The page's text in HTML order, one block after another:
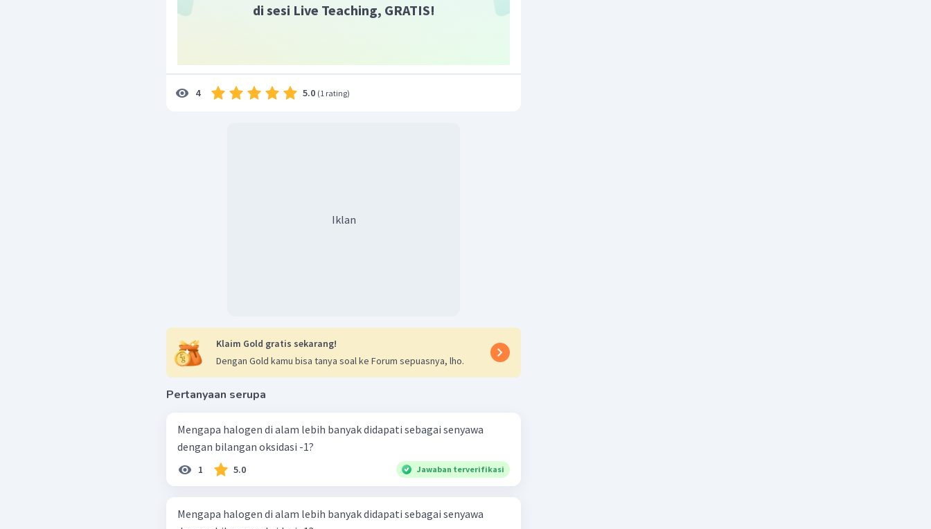
di sesi Live Teaching, GRATIS!
4 5.0 (1 rating)
Iklan
Klaim Gold gratis sekarang!
Dengan Gold kamu bisa tanya soal ke Forum sepuasnya, lho.
Pertanyaan serupa
Mengapa halogen di alam lebih banyak didapati sebagai senyawa
dengan bilangan oksidasi -1?
1 5.0 Jawaban terverifikasi
Mengapa halogen di alam lebih banyak didapati sebagai senyawa